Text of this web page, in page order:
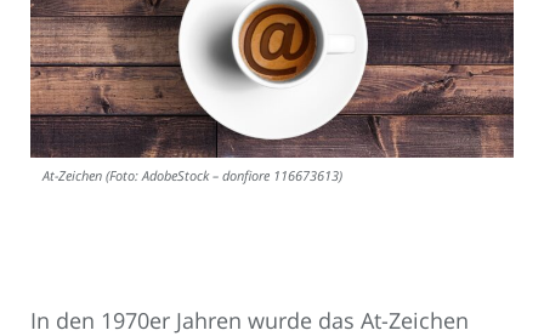
At-Zeichen (Foto: AdobeStock – donfiore 116673613)
In den 1970er Jahren wurde das At-Zeichen